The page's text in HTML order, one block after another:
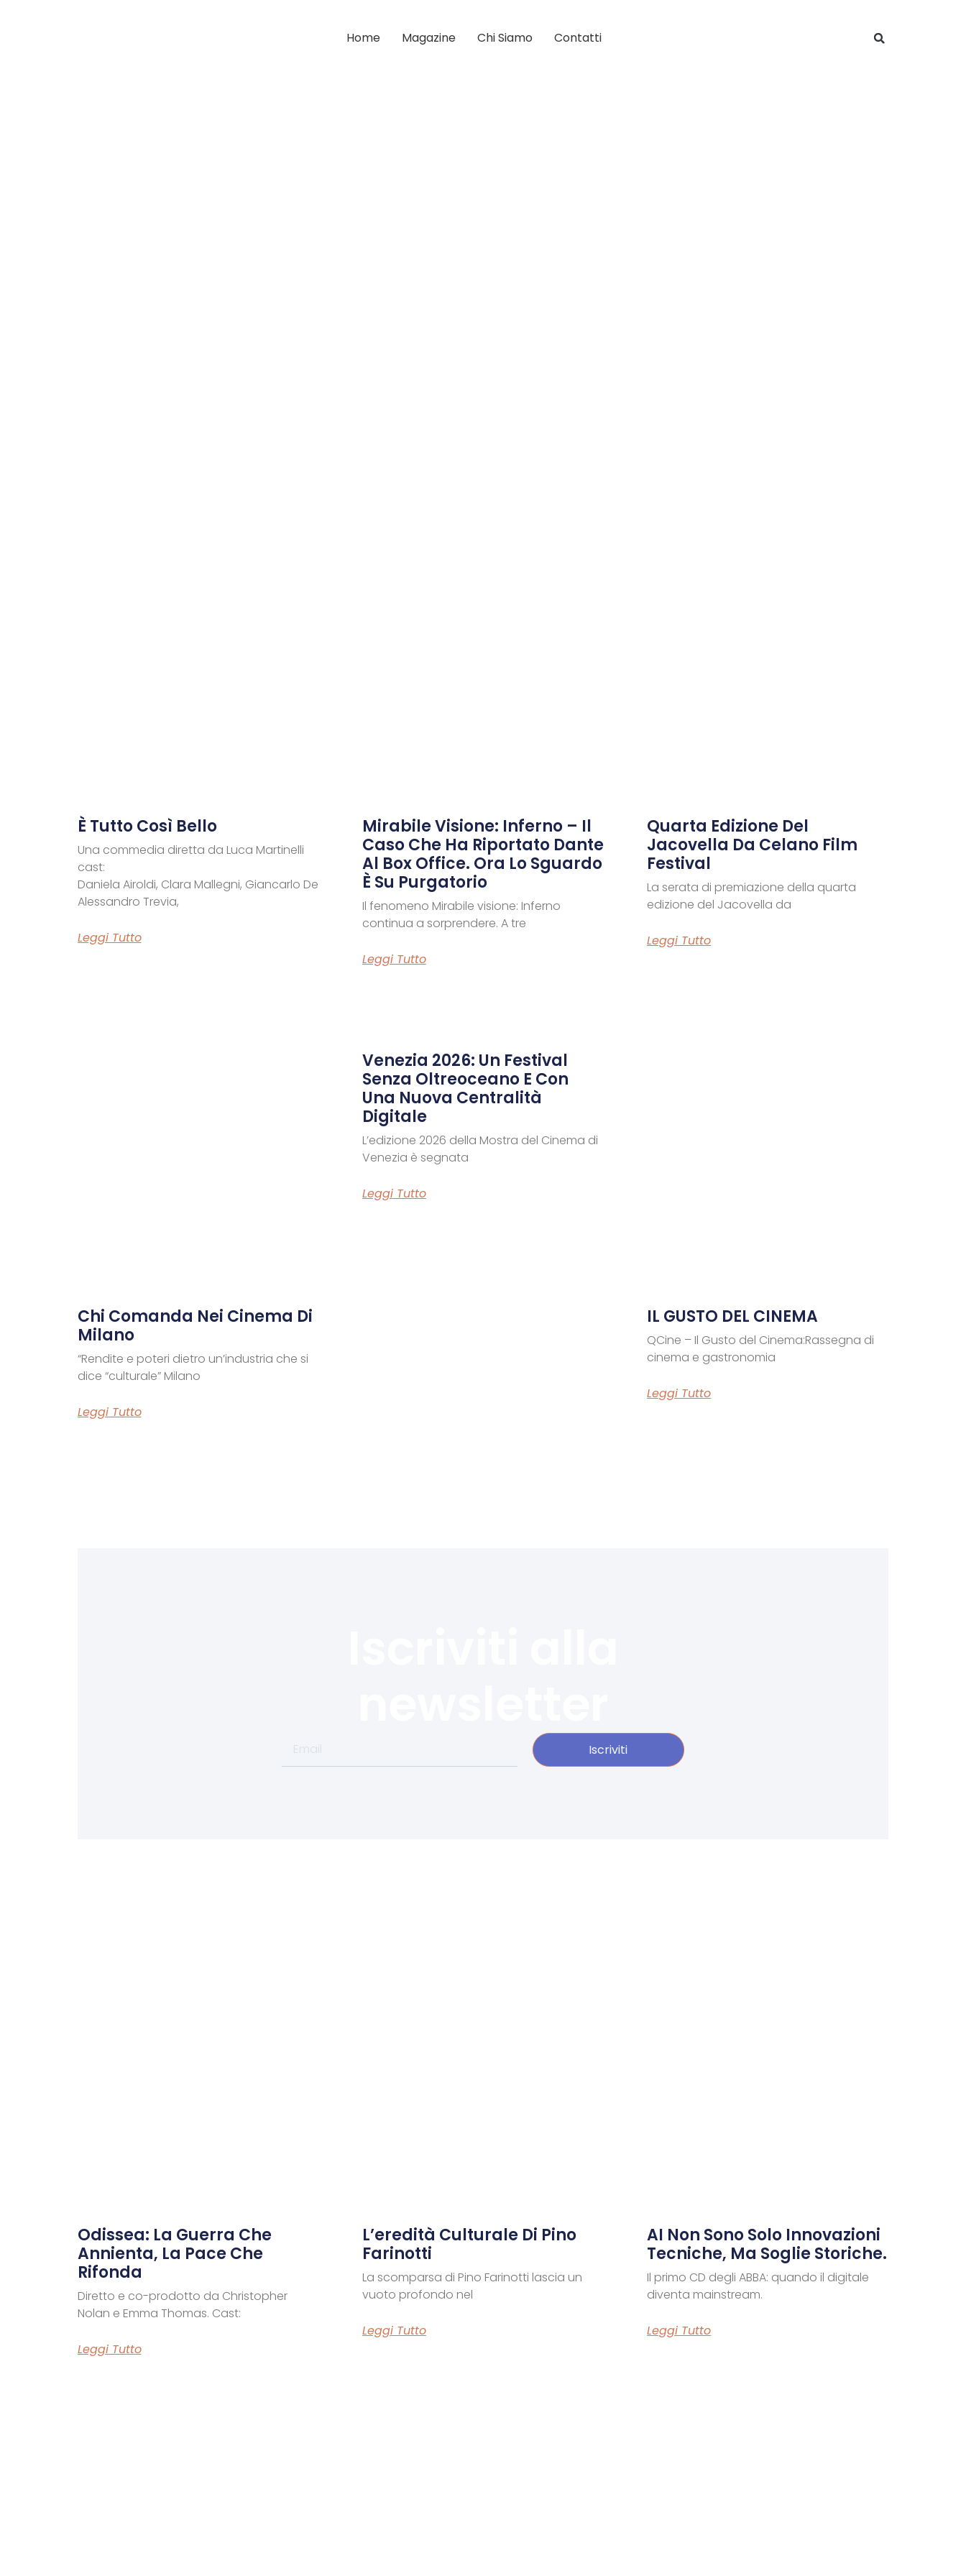
Home Magazine Chi Siamo Contatti
È Tutto Così Bello
Una commedia diretta da Luca Martinelli
cast:
Daniela Airoldi, Clara Mallegni, Giancarlo De Biasi, Raffaele Totaro,
Alessandro Trevia,
Leggi Tutto
Mirabile Visione: Inferno – Il
Caso Che Ha Riportato Dante
Al Box Office. Ora Lo Sguardo
È Su Purgatorio
Il fenomeno Mirabile visione: Inferno
continua a sorprendere. A tre
Leggi Tutto
Quarta Edizione Del
Jacovella Da Celano Film
Festival
La serata di premiazione della quarta
edizione del Jacovella da
Leggi Tutto
Chi Comanda Nei Cinema Di
Milano
“Rendite e poteri dietro un’industria che si
dice “culturale” Milano
Leggi Tutto
Venezia 2026: Un Festival
Senza Oltreoceano E Con
Una Nuova Centralità
Digitale
L’edizione 2026 della Mostra del Cinema di
Venezia è segnata
Leggi Tutto
IL GUSTO DEL CINEMA
QCine – Il Gusto del Cinema:Rassegna di
cinema e gastronomia
Leggi Tutto
Iscriviti
Odissea: La Guerra Che
Annienta, La Pace Che
Rifonda
Diretto e co-prodotto da Christopher
Nolan e Emma Thomas. Cast:
Leggi Tutto
L’eredità Culturale Di Pino
Farinotti
La scomparsa di Pino Farinotti lascia un
vuoto profondo nel
Leggi Tutto
AI Non Sono Solo Innovazioni
Tecniche, Ma Soglie Storiche.
Il primo CD degli ABBA: quando il digitale
diventa mainstream.
Leggi Tutto